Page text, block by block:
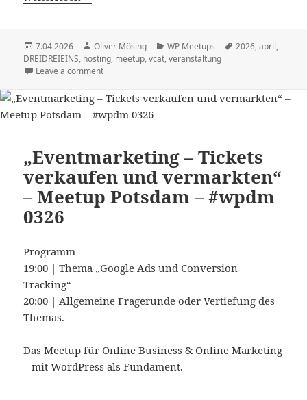
Veröffentlicht
am
7.04.2026 Autor
Oliver Mösing Kategorien
WP Meetups Schlagwörter
2026,april,
DREIDREIEINS, hosting, meetup,vcat,veranstaltung
Leave a comment
„Eventmarketing – Tickets
verkaufen und vermarkten“
– Meetup Potsdam – #wpdm
0326
Programm
19:00 | Thema „Google Ads und Conversion
Tracking“
20:00 | Allgemeine Fragerunde oder Vertiefung des
Themas.
Das Meetup für Online Business & Online Marketing
– mit WordPress als Fundament.